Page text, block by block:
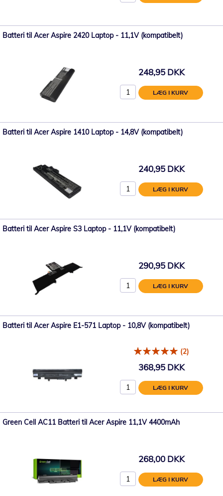
Batteri til Acer Aspire 2420 Laptop - 11,1V (kompatibelt)
248,95 DKK
LÆG I KURV
Batteri til Acer Aspire 1410 Laptop - 14,8V (kompatibelt)
240,95 DKK
LÆG I KURV
Batteri til Acer Aspire S3 Laptop - 11,1V (kompatibelt)
290,95 DKK
LÆG I KURV
Batteri til Acer Aspire E1-571 Laptop - 10,8V (kompatibelt)
(2)
368,95 DKK
LÆG I KURV
Green Cell AC11 Batteri til Acer Aspire 11,1V 4400mAh
268,00 DKK
LÆG I KURV